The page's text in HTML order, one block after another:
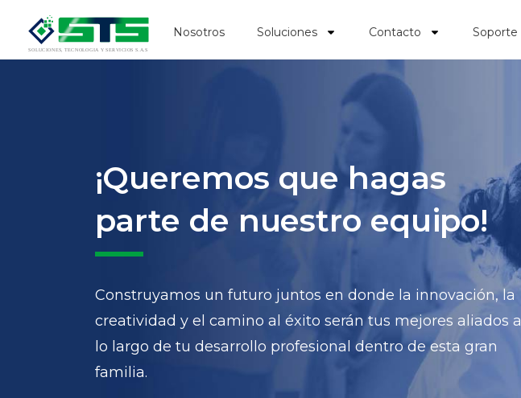
Nosotros Soluciones Contacto Soporte
¡Queremos que hagas
parte de nuestro equipo!
Construyamos un futuro juntos en donde la innovación, la
creatividad y el camino al éxito serán tus mejores aliados a
lo largo de tu desarrollo profesional dentro de esta gran
familia.